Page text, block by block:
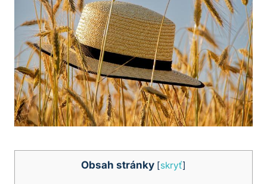
Obsah stránky [skryť]